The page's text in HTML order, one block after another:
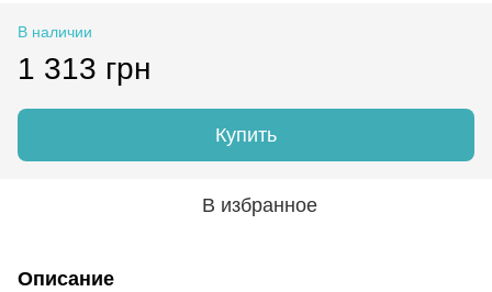
В наличии
1 313 грн
Купить
В избранное
Описание